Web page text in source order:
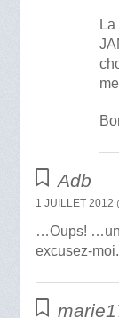
Adb
1 JUILLET 2012
…Oups! …un
excusez-moi.